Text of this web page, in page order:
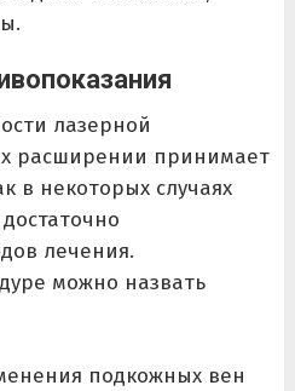
лазерной
расширении принимает
в некоторых случаях
лечения.
можно назвать
подкожных вен